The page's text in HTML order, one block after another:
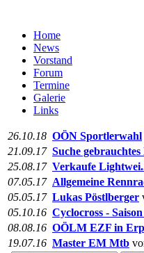
Home
News
Vorstand
Forum
Termine
Galerie
Links
26.10.18 OÖN Sportlerwahl
21.09.17 Suche
25.08.17 Verkaufe
07.05.17 Allgemeine
05.05.17 Lukas Pöstlberger
05.10.16 Cyclocross -
08.08.16 OÖLM EZF in
19.07.16 Master EM Mtb